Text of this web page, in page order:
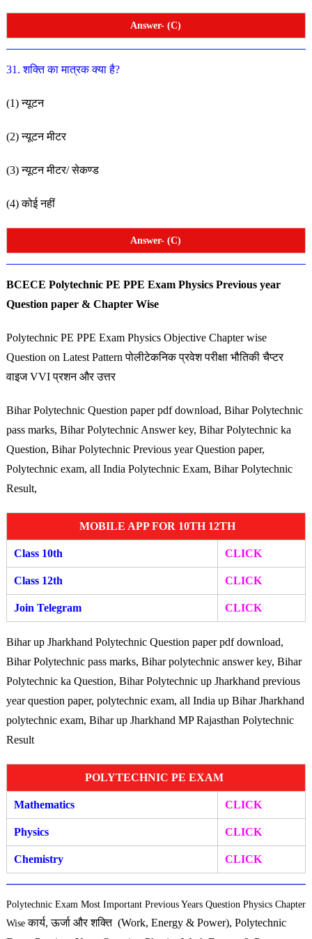
Answer- (C)
31. शक्ति का मात्रक क्या है?
(1) न्यूटन
(2) न्यूटन मीटर
(3) न्यूटन मीटर/ सेकण्ड
(4) कोई नहीं
Answer- (C)
BCECE Polytechnic PE PPE Exam Physics Previous year
Question paper & Chapter Wise
Polytechnic PE PPE Exam Physics Objective Chapter wise
Question on Latest Pattern पोलीटेकनिक प्रवेश परीक्षा भौतिकी चैप्टर
वाइज VVI प्रशन और उत्तर
Bihar Polytechnic Question paper pdf download, Bihar Polytechnic
pass marks, Bihar Polytechnic Answer key, Bihar Polytechnic ka
Question, Bihar Polytechnic Previous year Question paper,
Polytechnic exam, all India Polytechnic Exam, Bihar Polytechnic
Result,
MOBILE APP FOR 10TH 12TH
Class 10th CLICK
Class 12th CLICK
Join Telegram CLICK
Bihar up Jharkhand Polytechnic Question paper pdf download,
Bihar Polytechnic pass marks, Bihar polytechnic answer key, Bihar
Polytechnic ka Question, Bihar Polytechnic up Jharkhand previous
year question paper, polytechnic exam, all India up Bihar Jharkhand
polytechnic exam, Bihar up Jharkhand MP Rajasthan Polytechnic
Result
POLYTECHNIC PE EXAM
Mathematics CLICK
Physics CLICK
Chemistry CLICK
Polytechnic Exam Most Important Previous Years Question Physics Chapter
Wiseकार्य, ऊर्जा और शक्ति (Work, Energy & Power), Polytechnic